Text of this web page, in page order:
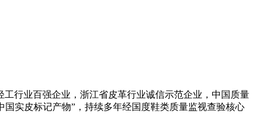
行业百强企业，浙江省皮革行业诚信示范企业，中国质量
实皮标记产物”，持续多年经国度鞋类质量监视查验核心